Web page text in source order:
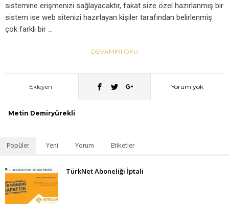
sistemine erişmenizi sağlayacaktır, fakat size özel hazırlanmış bir
sistem ise web sitenizi hazırlayan kişiler tarafından belirlenmiş
çok farklı bir …
DEVAMINI OKU
Ekleyen
Metin Demiryürekli
Yorum yok
Popüler Yeni Yorum Etiketler
TürkNet Aboneliği İptali